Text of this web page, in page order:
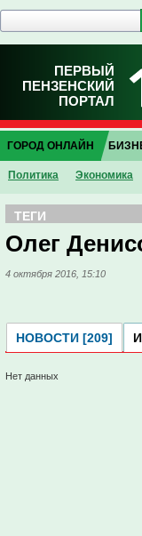
ПЕРВЫЙ
ПЕНЗЕНСКИЙ
ПОРТАЛ
ГОРОД ОНЛАЙН
Политика Экономика
ТЕГИ
Олег
4 октября 2016, 15:10
НОВОСТИ [209]
Нет данных